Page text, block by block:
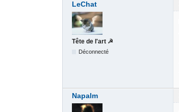
LeChat
Tête de l'art ☭
Déconnecté
Napalm